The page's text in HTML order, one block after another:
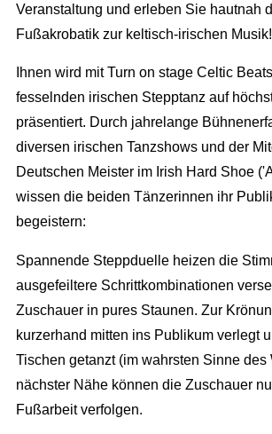
Full Service
Flexible
Locations
Eventausstattung
Technik
Wir planen Ihr
Corporate Events
Exhibition Events
Marketing
Events &
Referenzen
Veranstaltung und erleben Sie hautnah
Fußakrobatik zur keltisch-irischen Musik!
Ihnen wird mit Turn on stage Celtic
fesselnden irischen Stepptanz auf
präsentiert. Durch jahrelange
diversen irischen Tanzshows und der
Deutschen Meister im Irish Hard Shoe
wissen die beiden Tänzerinnen ihr
begeistern:
Spannende Steppduelle heizen die
ausgefeiltere Schrittkombinationen
Zuschauer in pures Staunen. Zur
kurzerhand mitten ins Publikum verlegt
Tischen getanzt (im wahrsten Sinne des
nächster Nähe können die Zuschauer
Fußarbeit verfolgen.